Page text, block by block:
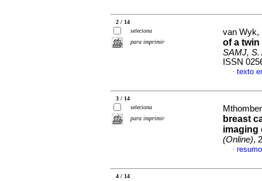
2 / 14
seleciona
para imprimir
van Wyk,
of a
SAMJ, S.
ISSN
· texto
3 / 14
seleciona
para imprimir
breast
imaging
(Online),
·
4 / 14